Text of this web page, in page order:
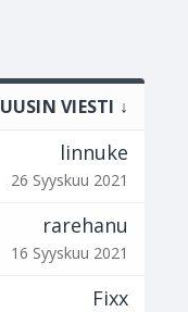
UUSIN VIESTI ↓
linnuke
26 Syyskuu 2021
rarehanu
16 Syyskuu 2021
Fixx